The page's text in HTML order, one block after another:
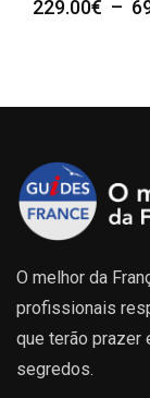
€Plage
à
O melhor da
profissionais
que terão prazer
segredos.